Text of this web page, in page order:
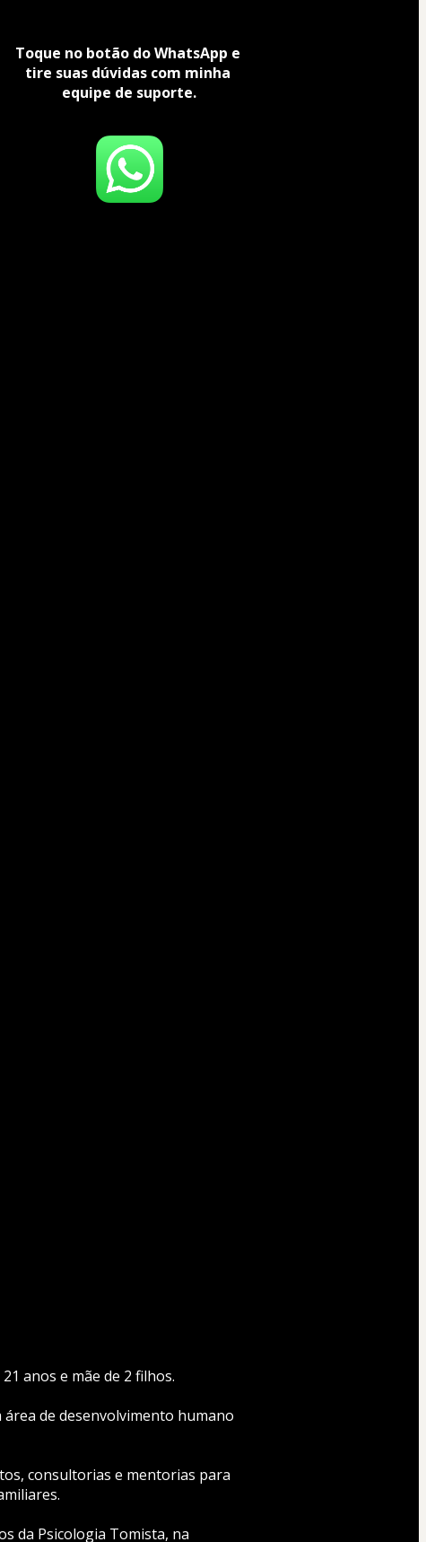
Toque no botão do WhatsApp e
tire suas dúvidas com minha
equipe de suporte.
anos e mãe de 2 filhos.
de desenvolvimento humano
consultorias e mentorias para
da Psicologia Tomista, na